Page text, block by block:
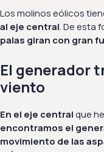
Los molinos eólicos
al eje central. De esta
palas giran con gran
El generador
viento
En el eje centralque
encontramos el
movimiento de las